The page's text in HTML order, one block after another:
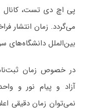
پی اچ دی تست، کانال
می‌گردد. زمان انتشار
بین‌الملل دانشگاه‌های
در خصوص زمان
آزاد و پیام نور و
نمی‌توان زمان دقیقی